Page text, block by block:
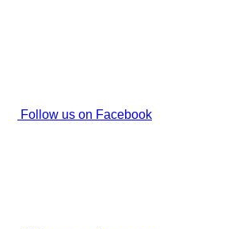
Follow us on Facebook